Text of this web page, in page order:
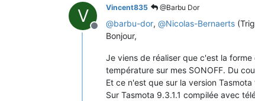
V
Offline
Vincent835 @Barbu Dor
@barbu-dor, @Nicolas-Bernaerts
Bonjour,
Je viens de réaliser que c'est la
température sur mes SONOFF. Du
Et ce n'est que sur la version
Sur Tasmota 9.3.1.1 compilée avec